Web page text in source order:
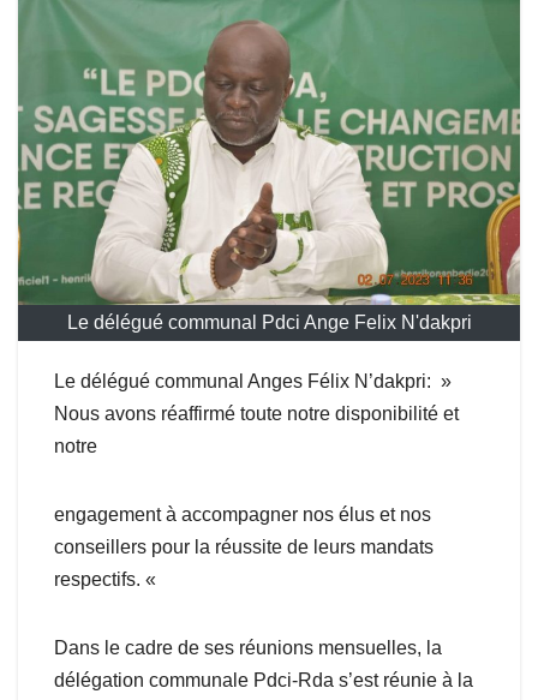
Le délégué communal Pdci Ange Felix N'dakpri
Le délégué communal Anges Félix N’dakpri: »
Nous avons réaffirmé toute notre disponibilité et
notre
engagement à accompagner nos élus et nos
conseillers pour la réussite de leurs mandats
respectifs. «
Dans le cadre de ses réunions mensuelles, la
délégation communale Pdci-Rda s’est réunie à la